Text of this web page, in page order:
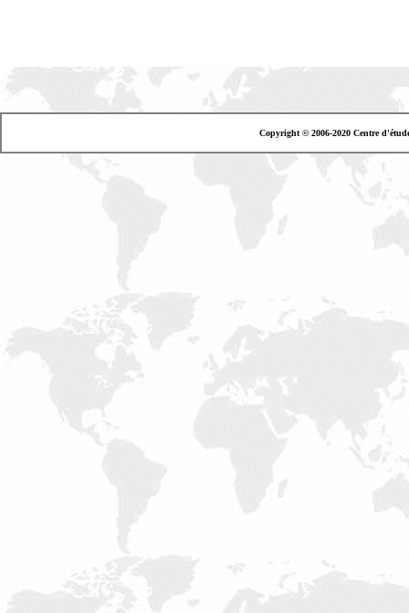
Copyright © 2006-2020 Centre